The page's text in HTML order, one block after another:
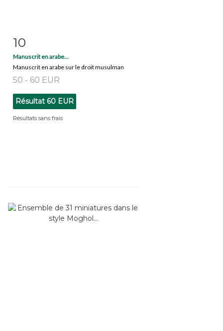
Fiche détaillée
10
Manuscrit en arabe...
Manuscrit en arabe sur le droit musulman
50 - 60 EUR
Résultat 60 EUR
Résultats sans frais